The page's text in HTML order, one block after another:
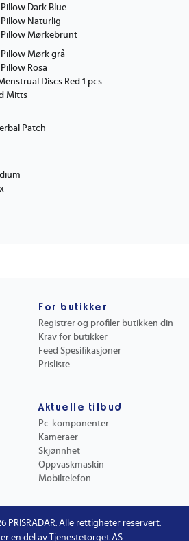
Dark Blue
Naturlig
Pillow Mørkebrunt
Mørk grå
Rosa
Discs Red 1 pcs
Mitts
Patch
For butikker
Registrer og profiler butikken din
Krav for butikker
Feed Spesifikasjoner
Prisliste
Aktuelle tilbud
Pc-komponenter
Kameraer
Skjønnhet
Oppvaskmaskin
Mobiltelefon
en del av Tjenestetorget AS
PRISRADAR. Alle rettigheter reservert.